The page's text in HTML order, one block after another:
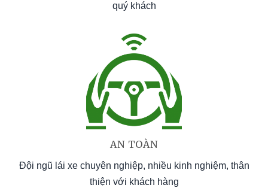
quý khách
AN TOÀN
Đội ngũ lái xe chuyên nghiệp, nhiều kinh nghiệm, thân
thiện với khách hàng